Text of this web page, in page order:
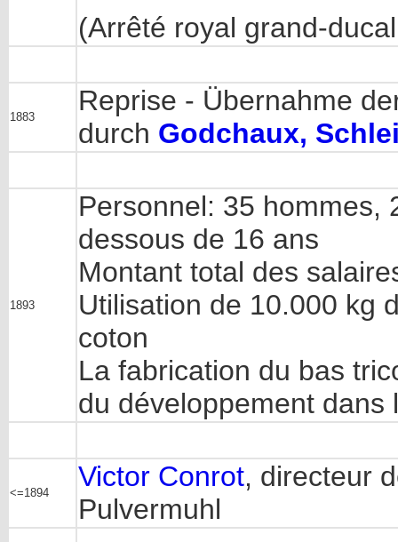
(Arrêté royal grand-
1883
Reprise - Übernahme
durch Godchaux,
1893
Personnel: 35 hommes,
dessous de 16 ans
Montant total des
Utilisation de 10.000 kg
coton
La fabrication du bas
du développement dans
<=1894
Victor Conrot, directeur
Pulvermuhl